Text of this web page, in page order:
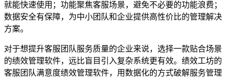
就能快速使用；功能聚焦客服场景，避免不必要的功能浪费；
数据安全有保障，为中小团队和企业提供高性价比的管理解决
方案。
对于想提升客服团队服务质量的企业来说，选择一款贴合场景
的绩效管理软件，远比盲目引入复杂系统更有效。绩效工坊的
客服团队满意度绩效管理软件，用数据化的方式破解服务管理